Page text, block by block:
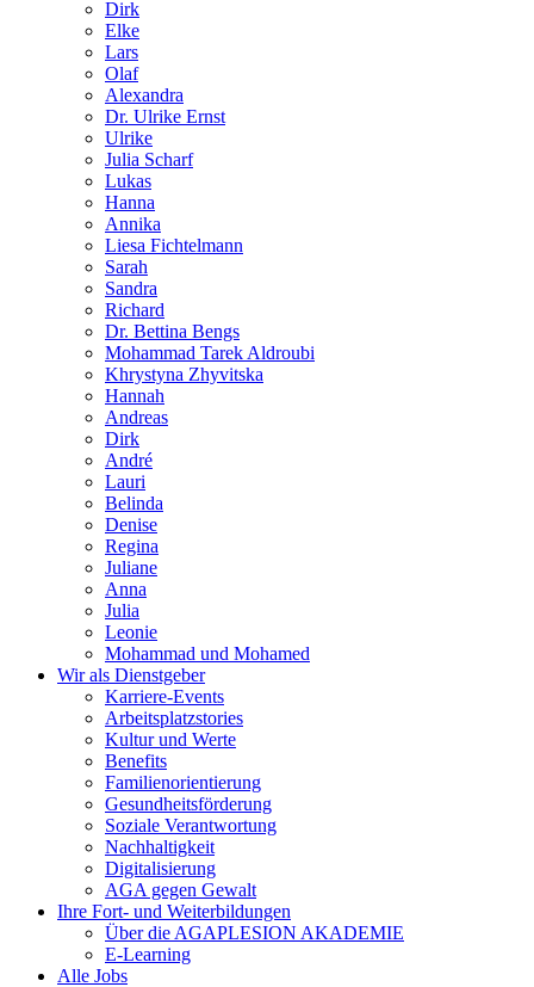
Dirk
Elke
Lars
Olaf
Alexandra
Dr. Ulrike Ernst
Ulrike
Julia Scharf
Lukas
Hanna
Annika
Liesa Fichtelmann
Sarah
Sandra
Richard
Dr. Bettina Bengs
Mohammad Tarek Aldroubi
Khrystyna Zhyvitska
Hannah
Andreas
Dirk
André
Lauri
Belinda
Denise
Regina
Juliane
Anna
Julia
Leonie
Mohammad und Mohamed
Wir als Dienstgeber
Karriere-Events
Arbeitsplatzstories
Kultur und Werte
Benefits
Familien­orientierung
Gesundheits­förderung
Soziale Verantwortung
Nachhaltigkeit
Digitalisierung
AGA gegen Gewalt
Ihre Fort- und Weiterbildungen
Über die AGAPLESION AKADEMIE
E-Learning
Alle Jobs